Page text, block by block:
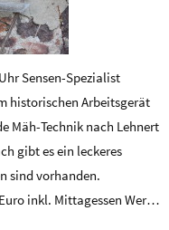
Sensen-Spezialist
historischen Arbeitsgerät
Mäh-Technik nach Lehnert
gibt es ein leckeres
sind vorhanden.
inkl. Mittagessen Wer…